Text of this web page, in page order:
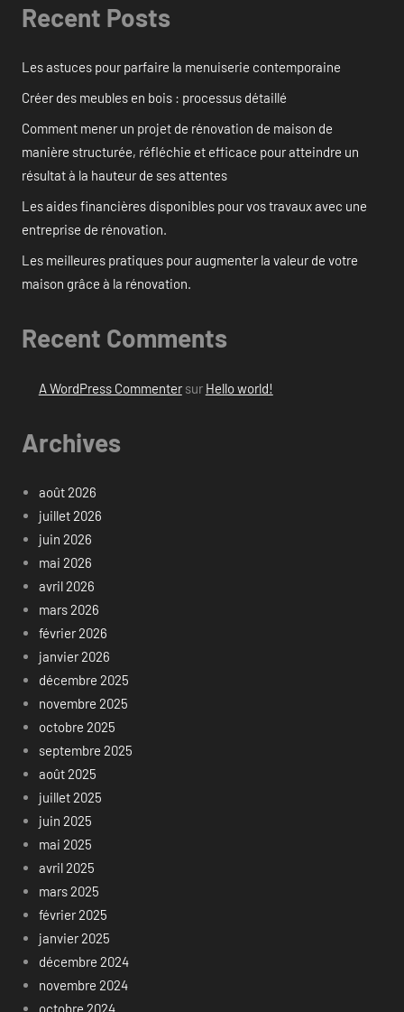
Recent Posts
Les astuces pour parfaire la menuiserie contemporaine
Créer des meubles en bois : processus détaillé
Comment mener un projet de rénovation de maison de
manière structurée, réfléchie et efficace pour atteindre un
résultat à la hauteur de ses attentes
Les aides financières disponibles pour vos travaux avec une
entreprise de rénovation.
Les meilleures pratiques pour augmenter la valeur de votre
maison grâce à la rénovation.
Recent Comments
A WordPress Commentersur Hello world!
Archives
août 2026
juillet 2026
juin 2026
mai 2026
avril 2026
mars 2026
février 2026
janvier 2026
décembre 2025
novembre 2025
octobre 2025
septembre 2025
août 2025
juillet 2025
juin 2025
mai 2025
avril 2025
mars 2025
février 2025
janvier 2025
décembre 2024
novembre 2024
octobre 2024